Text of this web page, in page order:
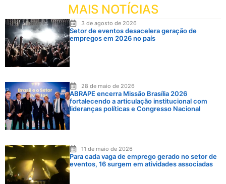
MAIS NOTÍCIAS
3 de agosto de 2026
Setor de eventos desacelera geração de
empregos em 2026 no país
28 de maio de 2026
ABRAPE encerra Missão Brasília 2026
fortalecendo a articulação institucional com
lideranças políticas e Congresso Nacional
11 de maio de 2026
Para cada vaga de emprego gerado no setor de
eventos, 16 surgem em atividades associadas